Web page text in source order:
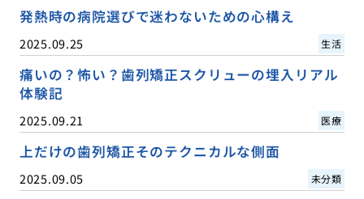
発熱時の病院選びで迷わないための心構え
2025.09.25 生活
痛いの？怖い？歯列矯正スクリューの埋入リアル
体験記
2025.09.21 医療
上だけの歯列矯正そのテクニカルな側面
2025.09.05 未分類